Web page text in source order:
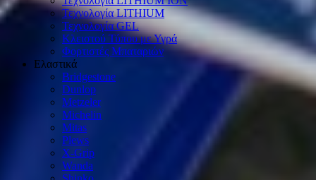
Τεχνολογία LITHIUM
Τεχνολογία GEL
Κλειστού Τύπου με Υγρά
Φορτιστές Μπαταριών
Ελαστικά
Bridgestone
Dunlop
Metzeler
Michelin
Mitas
Plews
X-Grip
Wanda